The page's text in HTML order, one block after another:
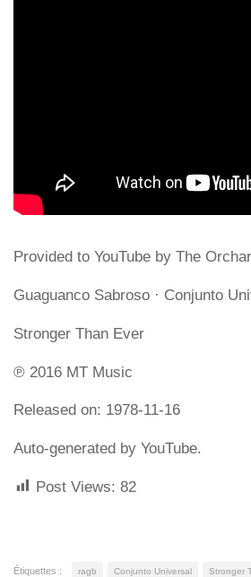
Provided to YouTube by The
Guaguanco Sabroso · Conjunto
Stronger Than Ever
℗ 2016 MT Music
Released on: 1978-11-16
Auto-generated by YouTube.
Post Views: 82
Étiquettes : ragb Conjunto Universal Stronger